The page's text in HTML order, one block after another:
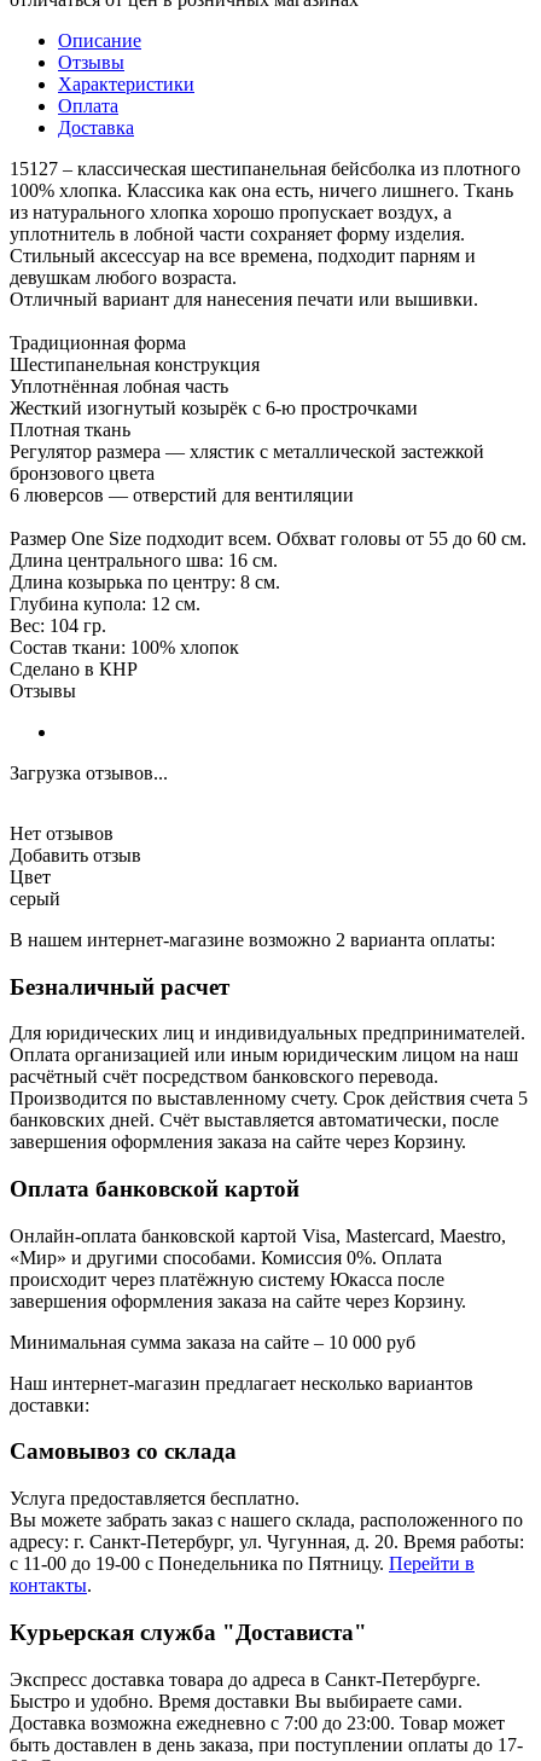
Описание
Отзывы
Характеристики
Оплата
Доставка
15127 – классическая шестипанельная бейсболка из плотного
100% хлопка. Классика как она есть, ничего лишнего. Ткань
из натурального хлопка хорошо пропускает воздух, а
уплотнитель в лобной части сохраняет форму изделия.
Стильный аксессуар на все времена, подходит парням и
девушкам любого возраста.
Отличный вариант для нанесения печати или вышивки.
Традиционная форма
Шестипанельная конструкция
Уплотнённая лобная часть
Жесткий изогнутый козырёк с 6-ю прострочками
Плотная ткань
Регулятор размера — хлястик с металлической застежкой
бронзового цвета
6 люверсов — отверстий для вентиляции
Размер One Size подходит всем. Обхват головы от 55 до 60 см.
Длина центрального шва: 16 см.
Длина козырька по центру: 8 см.
Глубина купола: 12 см.
Вес: 104 гр.
Состав ткани: 100% хлопок
Сделано в КНР
Отзывы
Загрузка отзывов...
Нет отзывов
Добавить отзыв
Цвет
серый
В нашем интернет-магазине возможно 2 варианта оплаты:
Безналичный расчет
Для юридических лиц и индивидуальных предпринимателей.
Оплата организацией или иным юридическим лицом на наш
расчётный счёт посредством банковского перевода.
Производится по выставленному счету. Срок действия счета 5
банковских дней. Счёт выставляется автоматически, после
завершения оформления заказа на сайте через Корзину.
Оплата банковской картой
Онлайн-оплата банковской картой Visa, Mastercard, Maestro,
«Мир» и другими способами. Комиссия 0%. Оплата
происходит через платёжную систему Юкасса после
завершения оформления заказа на сайте через Корзину.
Минимальная сумма заказа на сайте – 10 000 руб
Наш интернет-магазин предлагает несколько вариантов
доставки:
Самовывоз со склада
Услуга предоставляется бесплатно.
Вы можете забрать заказ с нашего склада, расположенного по
адресу: г. Санкт-Петербург, ул. Чугунная, д. 20. Время работы:
с 11-00 до 19-00 с Понедельника по Пятницу. Перейти в
контакты.
Курьерская служба "Достависта"
Экспресс доставка товара до адреса в Санкт-Петербурге.
Быстро и удобно. Время доставки Вы выбираете сами.
Доставка возможна ежедневно с 7:00 до 23:00. Товар может
быть доставлен в день заказа, при поступлении оплаты до 17-